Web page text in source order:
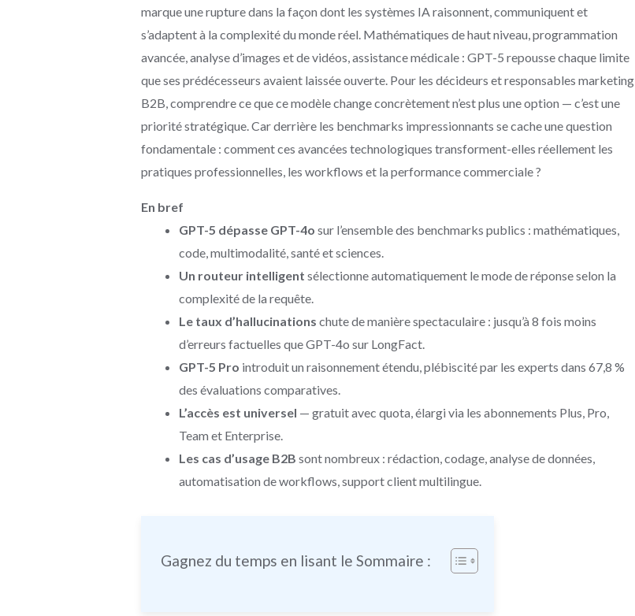
marque une rupture dans la façon dont les systèmes IA raisonnent, communiquent et
s’adaptent à la complexité du monde réel. Mathématiques de haut niveau, programmation
avancée, analyse d’images et de vidéos, assistance médicale : GPT-5 repousse chaque limite
que ses prédécesseurs avaient laissée ouverte. Pour les décideurs et responsables marketing
B2B, comprendre ce que ce modèle change concrètement n’est plus une option — c’est une
priorité stratégique. Car derrière les benchmarks impressionnants se cache une question
fondamentale : comment ces avancées technologiques transforment-elles réellement les
pratiques professionnelles, les workflows et la performance commerciale ?
En bref
GPT-5 dépasse GPT-4o sur l’ensemble des benchmarks publics : mathématiques,
code, multimodalité, santé et sciences.
Un routeur intelligent sélectionne automatiquement le mode de réponse selon la
complexité de la requête.
Le taux d’hallucinations chute de manière spectaculaire : jusqu’à 8 fois moins
d’erreurs factuelles que GPT-4o sur LongFact.
GPT-5 Pro introduit un raisonnement étendu, plébiscité par les experts dans 67,8 %
des évaluations comparatives.
L’accès est universel — gratuit avec quota, élargi via les abonnements Plus, Pro,
Team et Enterprise.
Les cas d’usage B2B sont nombreux : rédaction, codage, analyse de données,
automatisation de workflows, support client multilingue.
Gagnez du temps en lisant le Sommaire :